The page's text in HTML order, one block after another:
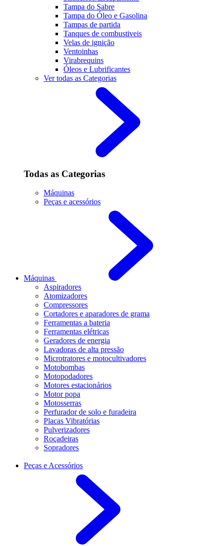
Tampa do Sabre
Tampa do Óleo e Gasolina
Tampas de partida
Tanques de combustiveis
Velas de ignição
Ventoinhas
Virabrequins
Óleos e Lubrificantes
Ver todas as Categorias
Todas as Categorias
Máquinas
Peças e acessórios
Máquinas
Aspiradores
Atomizadores
Compressores
Cortadores e aparadores de grama
Ferramentas a bateria
Ferramentas elétricas
Geradores de energia
Lavadoras de alta pressão
Microtratores e motocultivadores
Motobombas
Motopodadores
Motores estacionários
Motor popa
Motosserras
Perfurador de solo e furadeira
Placas Vibratórias
Pulverizadores
Roçadeiras
Sopradores
Peças e Acessórios